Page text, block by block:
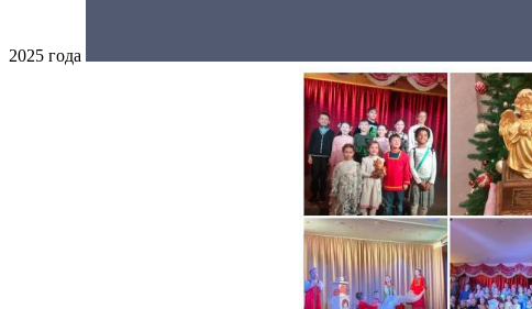
2025 года